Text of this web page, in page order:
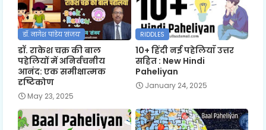
डॉ. नागेश पांडेय 'संजय'
डॉ. राकेश चक्र की बाल
पहेलियों में अनिर्वचनीय
आनंद: एक समीक्षात्मक
दृष्टिकोण
May 23, 2025
RIDDLES
10+ हिंदी नई पहेलियाँ उत्तर
सहित : New Hindi
Paheliyan
January 24, 2025